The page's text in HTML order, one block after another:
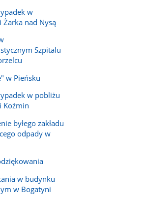
w
Żarka nad Nysą
Szpitalu
w Pieńsku
w pobliżu
Koźmin
byłego zakładu
odpady w
w budynku
w Bogatyni